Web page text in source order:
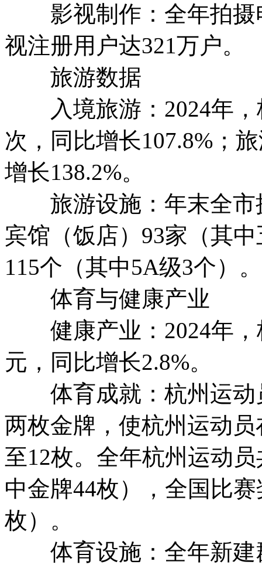
影视制作：全年拍摄
视注册用户达321万户。
旅游数据
入境旅游：2024年，
次，同比增长107.8%；
增长138.2%。
旅游设施：年末全市
宾馆（饭店）93家（其
115个（其中5A级3个）。
体育与健康产业
健康产业：2024年，
元，同比增长2.8%。
体育成就：杭州运动
两枚金牌，使杭州运动
至12枚。全年杭州运动
中金牌44枚），全国比
枚）。
体育设施：全年新建